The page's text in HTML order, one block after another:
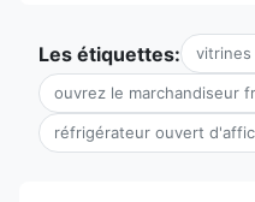
Les étiquettes:
ouvrez le marchandiseur
réfrigérateur ouvert